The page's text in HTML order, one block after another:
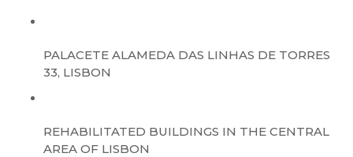
PALACETE ALAMEDA DAS LINHAS DE TORRES
33, LISBON
REHABILITATED BUILDINGS IN THE CENTRAL
AREA OF ​​LISBON